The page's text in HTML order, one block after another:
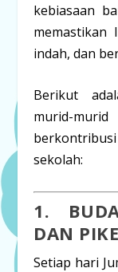
kebiasaan
memastikan
indah, dan
Berikut
murid-
sekolah:
1.
DAN
Setiap hari